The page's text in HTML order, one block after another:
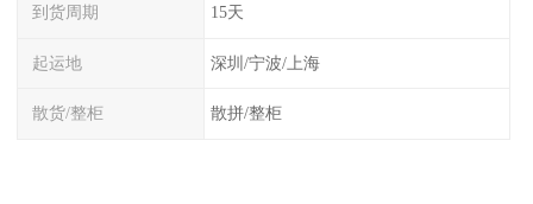
到货周期 15天
起运地 深圳/宁波/上海
散货/整柜 散拼/整柜